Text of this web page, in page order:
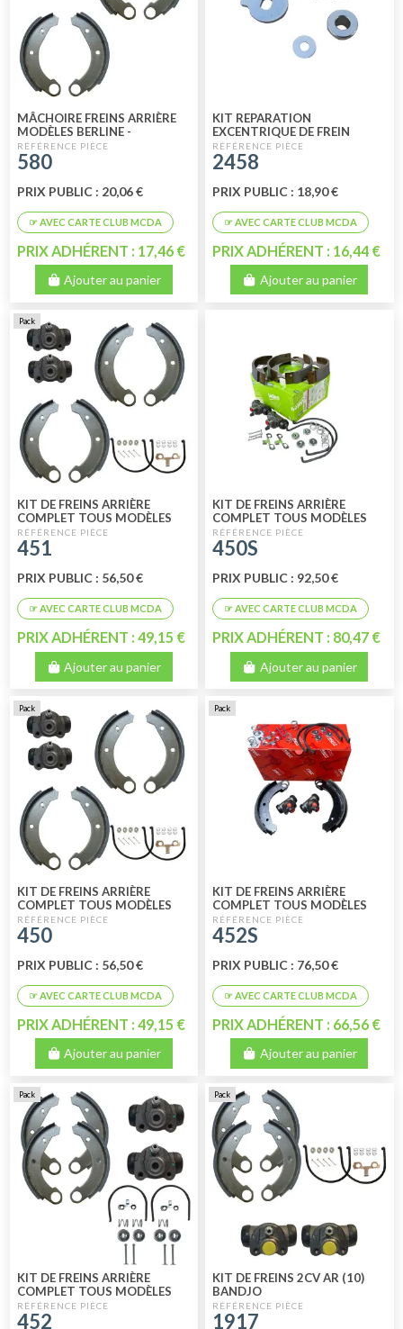
MÂCHOIRE FREINS ARRIÈRE
MODÈLES BERLINE -
FOURGONNETTE (X4)
580
PRIX PUBLIC : 20,06 €
PRIX ADHÉRENT : 17,46 €
Ajouter au panier
KIT REPARATION
EXCENTRIQUE DE FREIN
ARRIERE X 1
2458
PRIX PUBLIC : 18,90 €
PRIX ADHÉRENT : 16,44 €
Ajouter au panier
Pack
KIT DE FREINS ARRIÈRE
COMPLET TOUS MODÈLES
180 MM LOOCKHEED 9 MM
451
PRIX PUBLIC : 56,50 €
PRIX ADHÉRENT : 49,15 €
Ajouter au panier
KIT DE FREINS ARRIÈRE
COMPLET TOUS MODÈLES
180 MM LOOCKHEED 8MM
VALEO
450S
PRIX PUBLIC : 92,50 €
PRIX ADHÉRENT : 80,47 €
Ajouter au panier
Pack
KIT DE FREINS ARRIÈRE
COMPLET TOUS MODÈLES
180 MM LOOCKHEED 8 MM
450
PRIX PUBLIC : 56,50 €
PRIX ADHÉRENT : 49,15 €
Ajouter au panier
Pack
KIT DE FREINS ARRIÈRE
COMPLET TOUS MODÈLES
180 MM LHM TRW - VALEO
452S
PRIX PUBLIC : 76,50 €
PRIX ADHÉRENT : 66,56 €
Ajouter au panier
Pack
KIT DE FREINS ARRIÈRE
COMPLET TOUS MODÈLES
180 MM LHM
452
Pack
KIT DE FREINS 2CV AR (10)
BANDJO
1917